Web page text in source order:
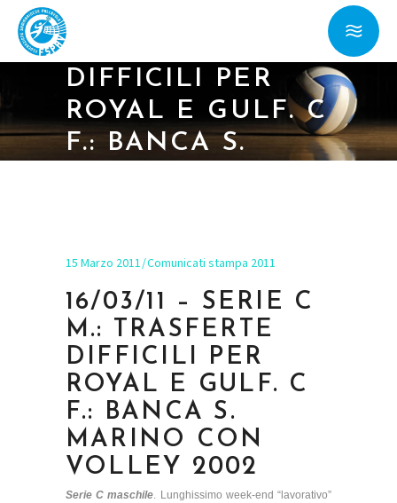
16/03/11 – SERIE C
DIFFICILI PER
ROYAL E GULF. C
F.: BANCA S.
15 Marzo 2011 Comunicati stampa 2011
16/03/11 – SERIE C
M.: TRASFERTE
DIFFICILI PER
ROYAL E GULF. C
F.: BANCA S.
MARINO CON
VOLLEY 2002
Serie C maschile. Lunghissimo week-end “lavorativo”